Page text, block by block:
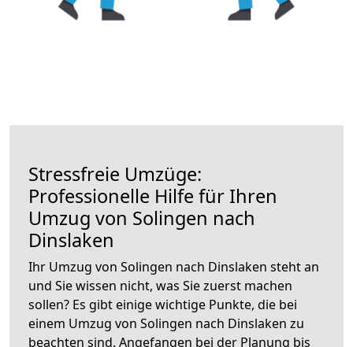
Stressfreie Umzüge:
Professionelle Hilfe für Ihren
Umzug von Solingen nach
Dinslaken
Ihr Umzug von Solingen nach Dinslaken steht an
und Sie wissen nicht, was Sie zuerst machen
sollen? Es gibt einige wichtige Punkte, die bei
einem Umzug von Solingen nach Dinslaken zu
beachten sind. Angefangen bei der Planung bis